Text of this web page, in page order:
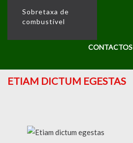
Sobretaxa de
combustível
CONTACTOS
ETIAM DICTUM EGESTAS